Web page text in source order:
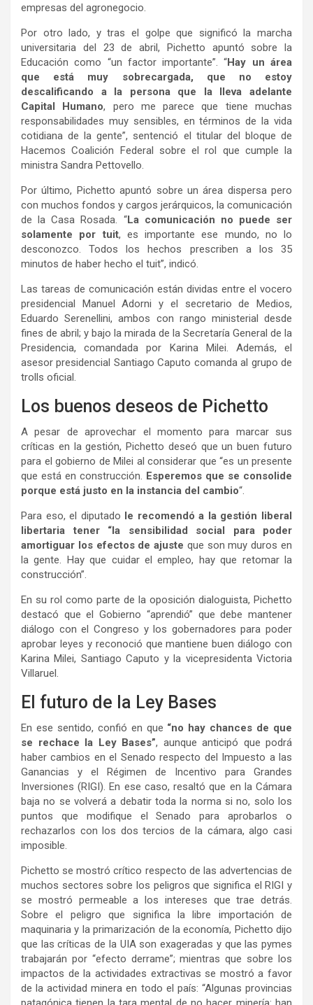
empresas del agronegocio.
Por otro lado, y tras el golpe que significó la marcha
universitaria del 23 de abril, Pichetto apuntó sobre la
Educación como “un factor importante”. “Hay un área
que está muy sobrecargada, que no estoy
descalificando a la persona que la lleva adelante
Capital Humano, pero me parece que tiene muchas
responsabilidades muy sensibles, en términos de la vida
cotidiana de la gente”, sentenció el titular del bloque de
Hacemos Coalición Federal sobre el rol que cumple la
ministra Sandra Pettovello.
Por último, Pichetto apuntó sobre un área dispersa pero
con muchos fondos y cargos jerárquicos, la comunicación
de la Casa Rosada. “La comunicación no puede ser
solamente por tuit, es importante ese mundo, no lo
desconozco. Todos los hechos prescriben a los 35
minutos de haber hecho el tuit”, indicó.
Las tareas de comunicación están dividas entre el vocero
presidencial Manuel Adorni y el secretario de Medios,
Eduardo Serenellini, ambos con rango ministerial desde
fines de abril; y bajo la mirada de la Secretaría General de la
Presidencia, comandada por Karina Milei. Además, el
asesor presidencial Santiago Caputo comanda al grupo de
trolls oficial.
Los buenos deseos de Pichetto
A pesar de aprovechar el momento para marcar sus
críticas en la gestión, Pichetto deseó que un buen futuro
para el gobierno de Milei al considerar que “es un presente
que está en construcción. Esperemos que se consolide
porque está justo en la instancia del cambio“.
Para eso, el diputado le recomendó a la gestión liberal
libertaria tener “la sensibilidad social para poder
amortiguar los efectos de ajuste que son muy duros en
la gente. Hay que cuidar el empleo, hay que retomar la
construcción”.
En su rol como parte de la oposición dialoguista, Pichetto
destacó que el Gobierno “aprendió” que debe mantener
diálogo con el Congreso y los gobernadores para poder
aprobar leyes y reconoció que mantiene buen diálogo con
Karina Milei, Santiago Caputo y la vicepresidenta Victoria
Villaruel.
El futuro de la Ley Bases
En ese sentido, confió en que “no hay chances de que
se rechace la Ley Bases”, aunque anticipó que podrá
haber cambios en el Senado respecto del Impuesto a las
Ganancias y el Régimen de Incentivo para Grandes
Inversiones (RIGI). En ese caso, resaltó que en la Cámara
baja no se volverá a debatir toda la norma si no, solo los
puntos que modifique el Senado para aprobarlos o
rechazarlos con los dos tercios de la cámara, algo casi
imposible.
Pichetto se mostró crítico respecto de las advertencias de
muchos sectores sobre los peligros que significa el RIGI y
se mostró permeable a los intereses que trae detrás.
Sobre el peligro que significa la libre importación de
maquinaria y la primarización de la economía, Pichetto dijo
que las críticas de la UIA son exageradas y que las pymes
trabajarán por “efecto derrame”; mientras que sobre los
impactos de la actividades extractivas se mostró a favor
de la actividad minera en todo el país: “Algunas provincias